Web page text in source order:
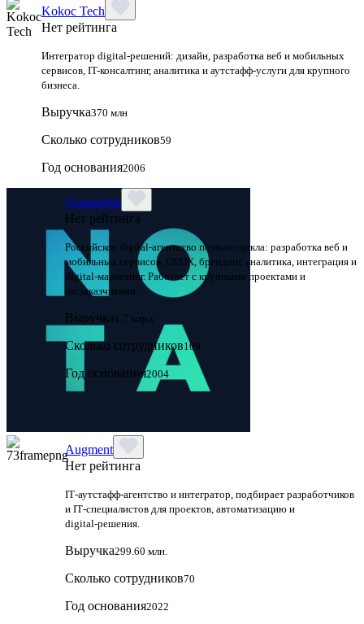
Kokoc Tech
Нет рейтинга
Интегратор digital-решений: дизайн, разработка веб и мобильных
сервисов, IT-консалтинг, аналитика и аутстафф-услуги для крупного
бизнеса.
Выручка370 млн
Сколько сотрудников59
Год основания2006
Notamedia
Нет рейтинга
Российское digital-агентство полного цикла: разработка веб и
мобильных сервисов, UI/UX, брендинг, аналитика, интеграция и
digital-маркетинг. Работает с крупными проектами и
госзаказчиками.
Выручка 1.7 млрд
Сколько сотрудников109
Год основания2004
Augment
Нет рейтинга
IT‑аутстафф‑агентство и интегратор, подбирает разработчиков
и IT‑специалистов для проектов, автоматизацию и
digital‑решения.
Выручка299.60 млн.
Сколько сотрудников70
Год основания2022